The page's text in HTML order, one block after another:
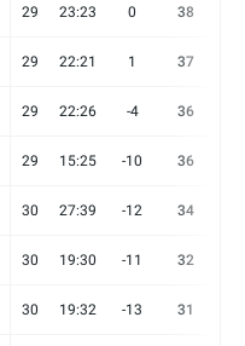
29 23:23 0 38
29 22:21 1 37
29 22:26 -4 36
29 15:25 -10 36
30 27:39 -12 34
30 19:30 -11 32
30 19:32 -13 31